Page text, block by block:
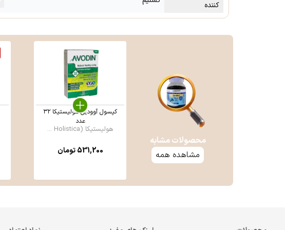
کننده
محصولات مشابه
مشاهده همه
کپسول آوودین هولیستیکا ۳۲
عدد
هولیستیکا (Holistica ...
531,200تومان